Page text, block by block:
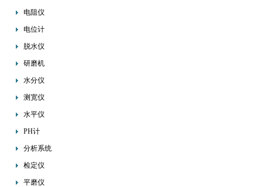
电阻仪
电位计
脱水仪
研磨机
水分仪
测宽仪
水平仪
PH计
分析系统
检定仪
平磨仪